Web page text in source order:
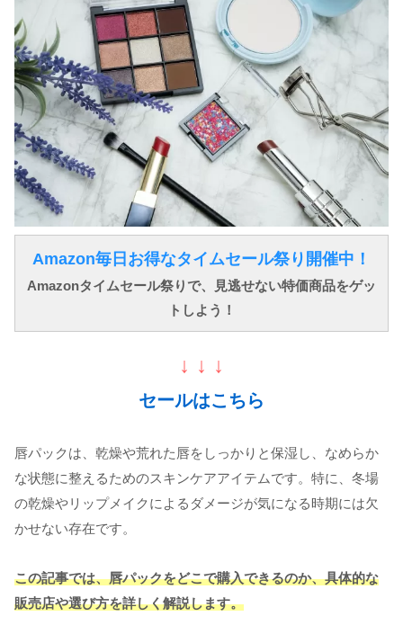
Amazon毎日お得なタイムセール祭り開催中！
Amazonタイムセール祭りで、見逃せない特価商品をゲッ
トしよう！
↓ ↓ ↓
セールはこちら
唇パックは、乾燥や荒れた唇をしっかりと保湿し、なめらか
な状態に整えるためのスキンケアアイテムです。特に、冬場
の乾燥やリップメイクによるダメージが気になる時期には欠
かせない存在です。
この記事では、唇パックをどこで購入できるのか、具体的な
販売店や選び方を詳しく解説します。